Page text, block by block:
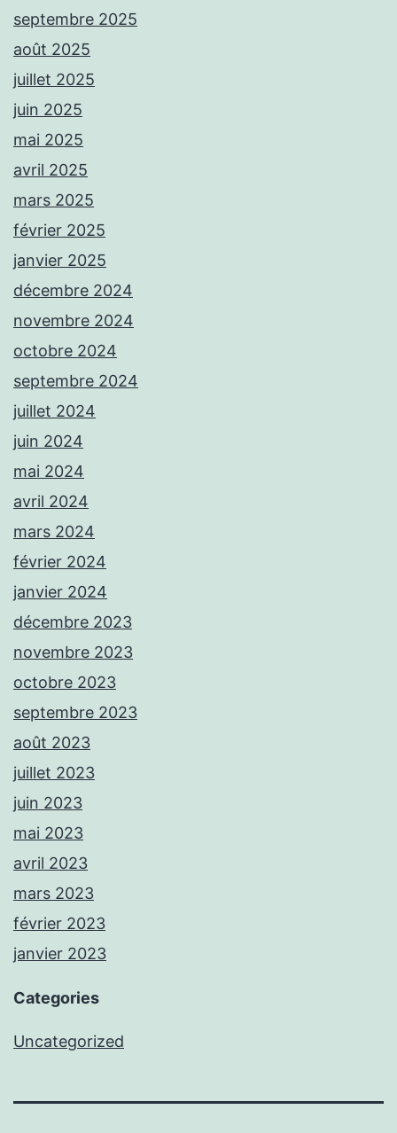
septembre 2025
août 2025
juillet 2025
juin 2025
mai 2025
avril 2025
mars 2025
février 2025
janvier 2025
décembre 2024
novembre 2024
octobre 2024
septembre 2024
juillet 2024
juin 2024
mai 2024
avril 2024
mars 2024
février 2024
janvier 2024
décembre 2023
novembre 2023
octobre 2023
septembre 2023
août 2023
juillet 2023
juin 2023
mai 2023
avril 2023
mars 2023
février 2023
janvier 2023
Categories
Uncategorized